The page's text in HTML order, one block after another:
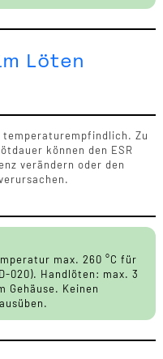
Löten
temperaturempfindlich. Zu
können den ESR
verändern oder den
max. 260 °C für
020). Handlöten: max. 3
Gehäuse. Keinen